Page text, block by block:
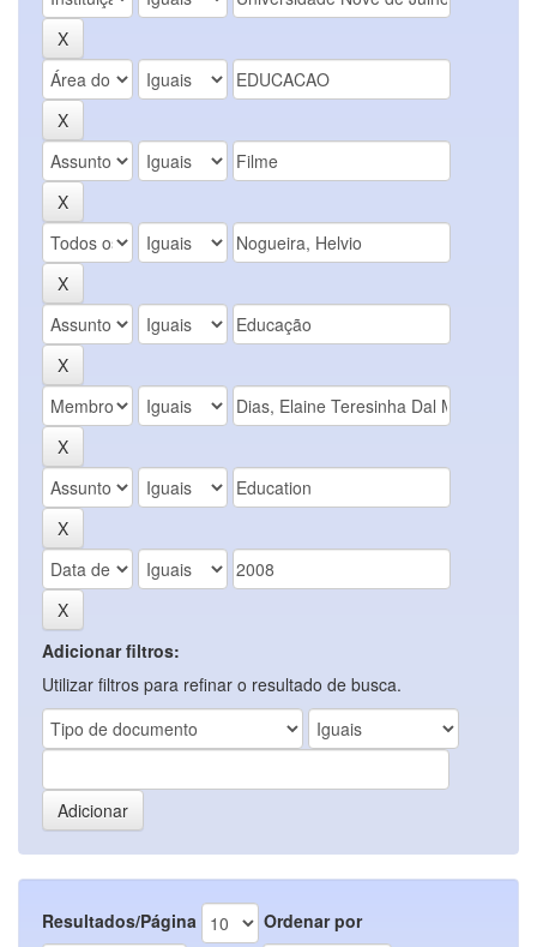
Adicionar filtros:
Utilizar filtros para refinar o resultado de busca.
Resultados/Página Ordenar por